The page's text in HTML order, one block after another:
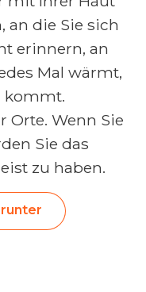
an die Sie sich
erinnern, an
Mal wärmt,
kommt.
Orte. Wenn Sie
Sie das
zu haben.